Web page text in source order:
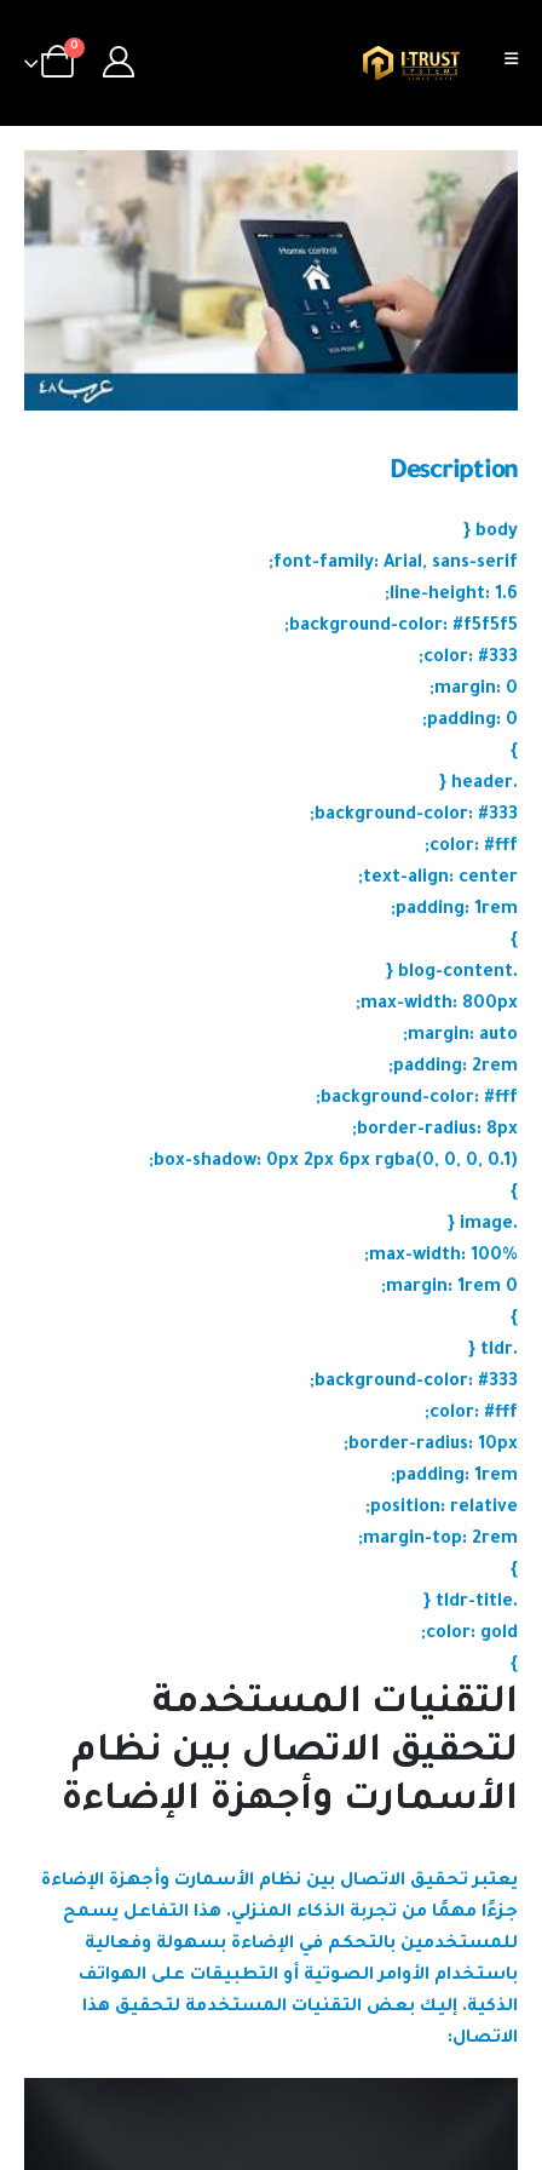
0
Description
body {
font-family: Arial, sans-serif;
line-height: 1.6;
background-color: #f5f5f5;
color: #333;
margin: 0;
padding: 0;
}
.header {
background-color: #333;
color: #fff;
text-align: center;
padding: 1rem;
}
.blog-content {
max-width: 800px;
margin: auto;
padding: 2rem;
background-color: #fff;
border-radius: 8px;
box-shadow: 0px 2px 6px rgba(0, 0, 0, 0.1);
}
.image {
max-width: 100%;
margin: 1rem 0;
}
.tldr {
background-color: #333;
color: #fff;
border-radius: 10px;
padding: 1rem;
position: relative;
margin-top: 2rem;
}
.tldr-title {
color: gold;
}
التقنيات المستخدمة
لتحقيق الاتصال بين نظام
الأسمارت وأجهزة الإضاءة
يعتبر تحقيق الاتصال بين نظام الأسمارت وأجهزة الإضاءة
جزءًا مهمًا من تجربة الذكاء المنزلي. هذا التفاعل يسمح
للمستخدمين بالتحكم في الإضاءة بسهولة وفعالية
باستخدام الأوامر الصوتية أو التطبيقات على الهواتف
الذكية. إليك بعض التقنيات المستخدمة لتحقيق هذا
الاتصال: